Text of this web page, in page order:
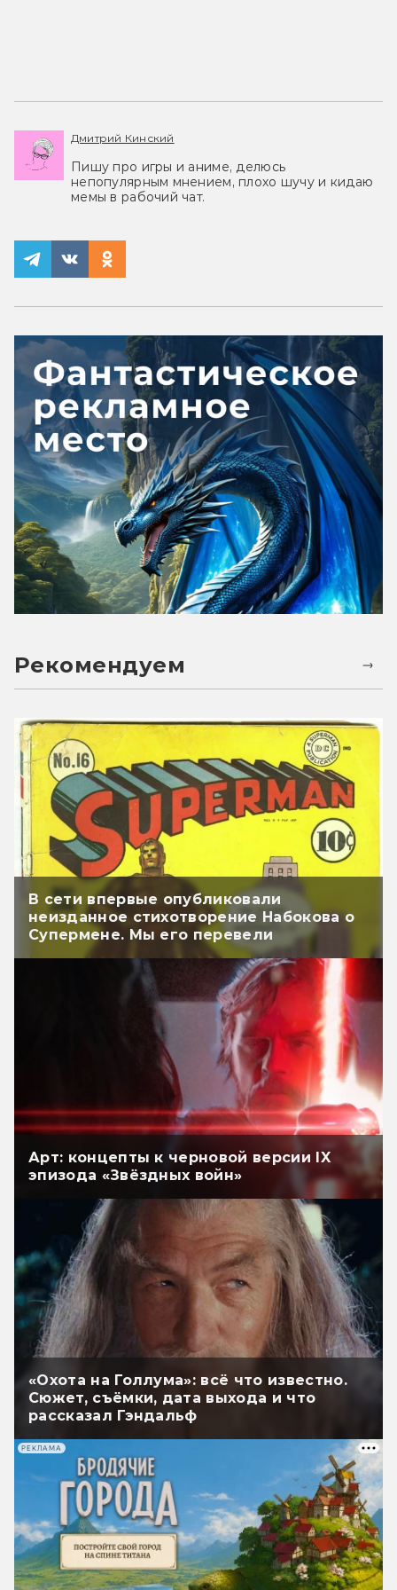
Дмитрий Кинский
Пишу про игры и аниме, делюсь
непопулярным мнением, плохо шучу и кидаю
мемы в рабочий чат.
Рекомендуем
В сети впервые опубликовали
неизданное стихотворение Набокова о
Супермене. Мы его перевели
Арт: концепты к черновой версии IX
эпизода «Звёздных войн»
«Охота на Голлума»: всё что известно.
Сюжет, съёмки, дата выхода и что
рассказал Гэндальф
РЕКЛАМА